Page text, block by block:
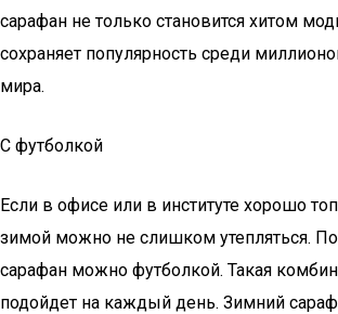
сарафан не только становится хитом
сохраняет популярность среди
мира.
С футболкой
Если в офисе или в институте хорошо
зимой можно не слишком утепляться.
сарафан можно футболкой. Такая
подойдет на каждый день. Зимний